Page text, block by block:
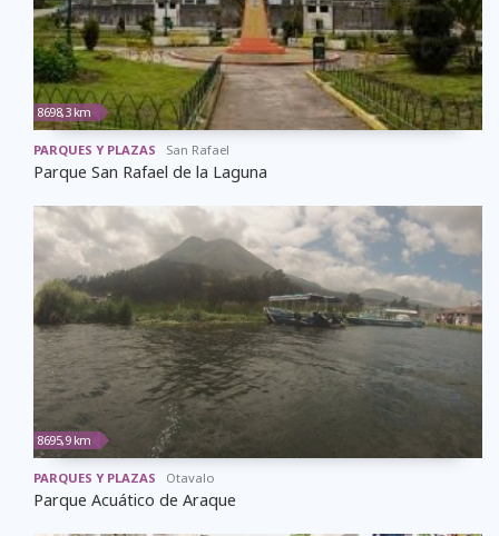
8698,3 km
PARQUES Y PLAZAS San Rafael
Parque San Rafael de la Laguna
8695,9 km
PARQUES Y PLAZAS Otavalo
Parque Acuático de Araque